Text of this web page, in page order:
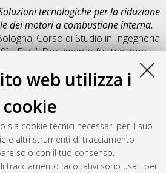
web utilizza i
cookie
sia cookie tecnici necessari per il suo
e altri strumenti di tracciamento
solo con il tuo consenso.
tracciamento facoltativi sono usati per
tecnologiche per la riduzione
dei motori a combustione interna.
Corso di Studio in Ingegneria
- Forli', Documento full-text non
Condividi
per scelta dell'autore. (